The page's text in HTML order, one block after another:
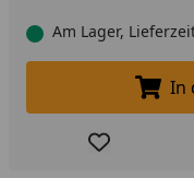
Am Lager,
In
Produkt